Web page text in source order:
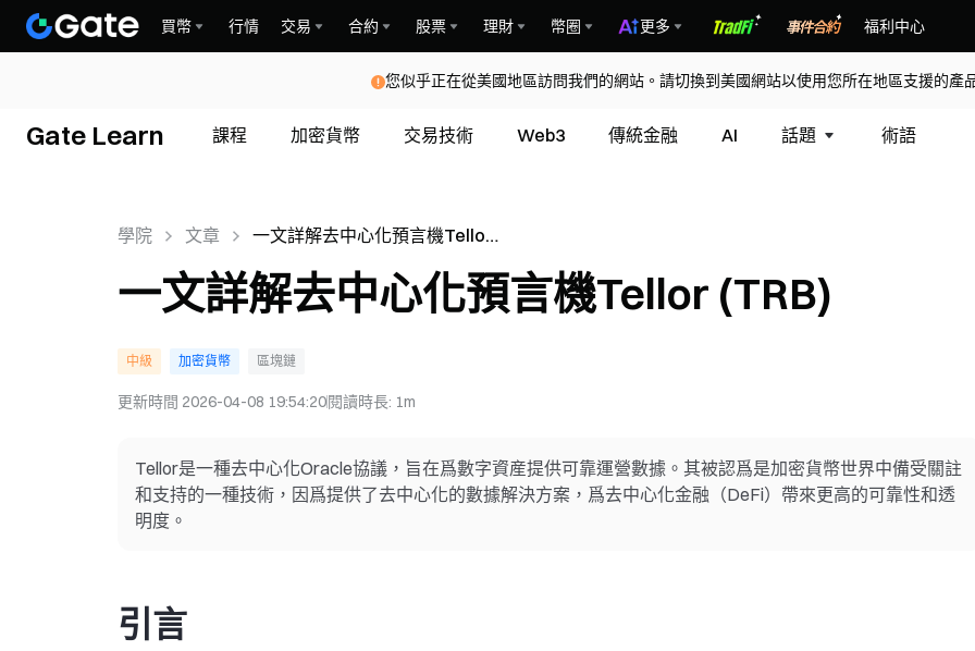
買幣 行情 交易 合約 股票 理財 幣圈 更多 福利中心
您似乎正在從美國地區訪問我們的網站。請切換到美國網站以使用您所在地區支援的產
Gate Learn 課程 加密貨幣 交易技術 Web3 傳統金融 AI 話題 術語
學院 文章
一文詳解去中心化預言機Tellor
一文詳解去中心化預言機Tellor (TRB)
中級 加密貨幣 區塊鏈
更新時間 2026-04-08 19:54:20閱讀時長: 1m
Tellor是一種去中心化Oracle協議，旨在爲數字資産提供可靠運營數據。其被認爲是加密貨幣世界中備受關註
和支持的一種技術，因爲提供了去中心化的數據解決方案，爲去中心化金融（DeFi）帶來更高的可靠性和透
明度。
引言